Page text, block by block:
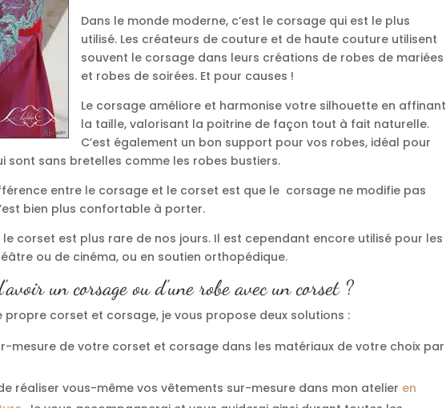
Dans le monde moderne, c’est le corsage qui est le plus
utilisé. Les créateurs de couture et de haute couture utilisent
souvent le corsage dans leurs créations de robes de mariées
et robes de soirées. Et pour causes !
Le corsage améliore et harmonise votre silhouette en affinant
la taille, valorisant la poitrine de façon tout à fait naturelle.
C’est également un bon support pour vos robes, idéal pour
sont sans bretelles comme les robes bustiers.
entre le corsage et le corset est que le corsage ne modifie pas
bien plus confortable à porter.
le corset est plus rare de nos jours. Il est cependant encore utilisé pour les
ou de cinéma, ou en soutien orthopédique.
un corsage ou d’une robe avec un corset ?
propre corset et corsage, je vous propose deux solutions :
mesure de votre corset et corsage dans les matériaux de votre choix par
réaliser vous-même vos vêtements sur-mesure dans mon atelier en